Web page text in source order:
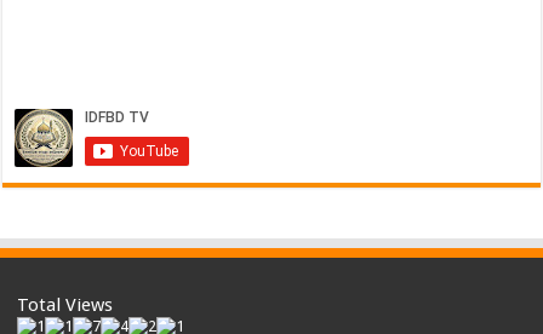
Total Views